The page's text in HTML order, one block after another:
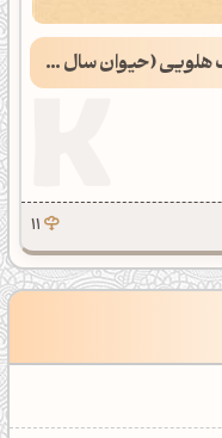
(حیوان سال 1403)
11